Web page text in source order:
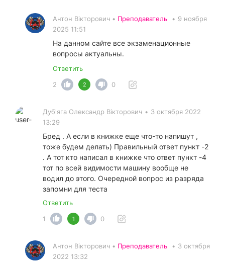
Антон Вікторович • Преподаватель • 9 ноября
2025 11:51
На данном сайте все экзаменационные
вопросы актуальны.
Ответить
2
2 0
Дуб'яга Олександр Вікторович • 3 октября 2022
13:29
Бред . А если в книжке еще что-то напишут ,
тоже будем делать) Правильный ответ пункт -2
. А тот кто написал в книжке что ответ пункт -4
тот по всей видимости машину вообще не
водил до этого. Очередной вопрос из разряда
запомни для теста
Ответить
1
1 0
Антон Вікторович • Преподаватель • 3 октября
2022 13:32